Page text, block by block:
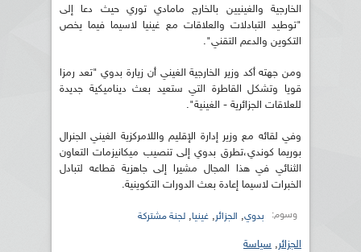
الخارجية والغينيين بالخارج مامادي توري حيث دعا إلى
"توطيد التبادلات والعلاقات مع غينيا لاسيما فيما يخص
التكوين والدعم التقني".
ومن جهته أكد وزير الخارجية الغيني أن زيارة بدوي "تعد رمزا
قويا وتشكل القاطرة التي ستعيد بعث ديناميكية جديدة
للعلاقات الجزائرية - الغينية".
وفي لقائه مع وزير إدارة الإقليم واللامركزية الغيني الجنرال
بوريما كوندي،تطرق بدوي إلى تنصيب ميكانيزمات التعاون
الثنائي في هذا المجال مشيرا إلى جاهزية قطاعه لتبادل
الخبرات لاسيما إعادة بعث الدورات التكوينية.
وسوم: بدوي, الجزائر, غينيا, لجنة مشتركة
الجزائر, سياسة